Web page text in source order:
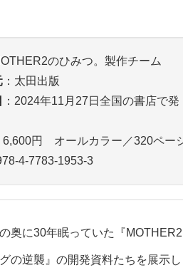
のひみつ。製作チーム
：太田出版
：2024年11月27日全国の書店で発
6,600円 オールカラー／320ペー
4-7783-1953-3
奥に30年眠っていた『MOTHER2
の逆襲』の開発資料たちを展示し